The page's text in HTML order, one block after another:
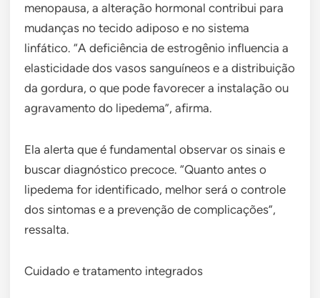
menopausa, a alteração hormonal contribui para
mudanças no tecido adiposo e no sistema
linfático. “A deficiência de estrogênio influencia a
elasticidade dos vasos sanguíneos e a distribuição
da gordura, o que pode favorecer a instalação ou
agravamento do lipedema”, afirma.
Ela alerta que é fundamental observar os sinais e
buscar diagnóstico precoce. “Quanto antes o
lipedema for identificado, melhor será o controle
dos sintomas e a prevenção de complicações”,
ressalta.
Cuidado e tratamento integrados